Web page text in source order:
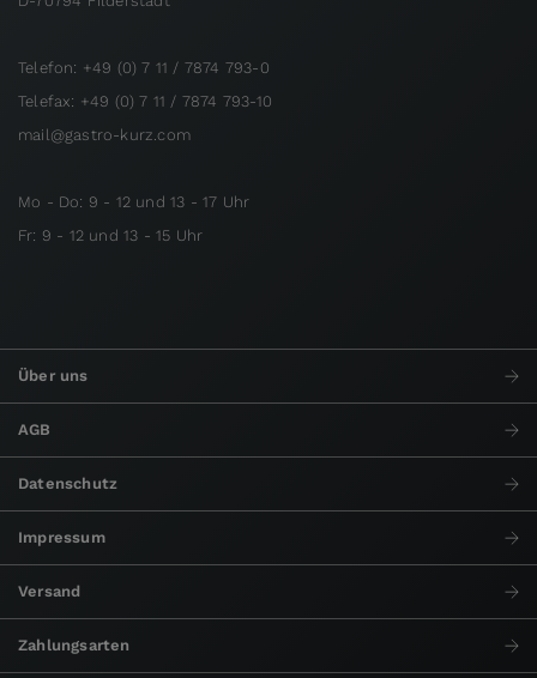
Telefon: +49 (0) 7 11 / 7874 793-0
Telefax: +49 (0) 7 11 / 7874 793-10
mail@gastro-kurz.com
Mo - Do: 9 - 12 und 13 - 17 Uhr
Fr: 9 - 12 und 13 - 15 Uhr
Über uns
AGB
Datenschutz
Impressum
Versand
Zahlungsarten